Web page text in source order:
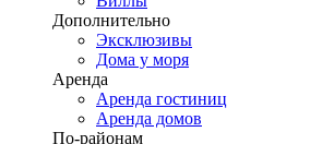
Дополнительно
Эксклюзивы
Дома у моря
Аренда
Аренда гостиниц
Аренда домов
По-районам